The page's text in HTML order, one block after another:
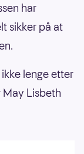
har
sikker på at
lenge etter
Lisbeth